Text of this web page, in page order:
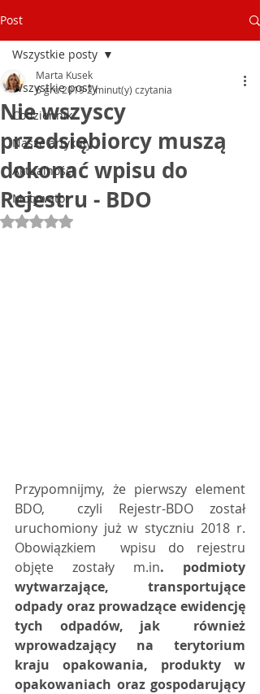
Post
Wszystkie posty
Codziennik
Nasze artykuły
Aktualności
Motywator
Wszystkie posty
Nie wszyscy
przedsiębiorcy muszą
dokonać wpisu do
Rejestru - BDO
Marta Kusek
6 gru 2019 2 minut(y) czytania
Oceniono na NaN z 5 gwiazdek.
Przypomnijmy, że pierwszy element
BDO,  czyli Rejestr-BDO został
uruchomiony już w styczniu 2018 r.
Obowiązkiem  wpisu do rejestru
objęte zostały m.in. podmioty
wytwarzające,  transportujące
odpady oraz prowadzące ewidencję
tych odpadów, jak  również
wprowadzający na terytorium
kraju opakowania, produkty w
opakowaniach oraz gospodarujący